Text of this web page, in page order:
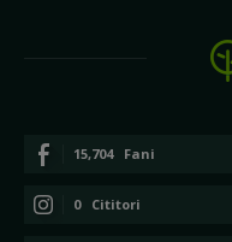
15,704 Fani
0 Cititori